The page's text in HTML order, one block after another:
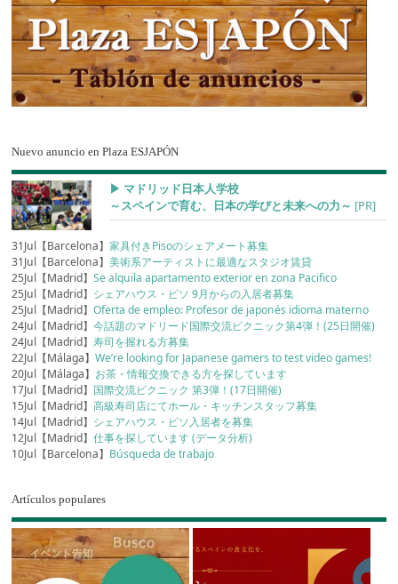
Nuevo anuncio en Plaza ESJAPÓN
▶︎ マドリッド日本人学校
～スペインで育む、日本の学びと未来への力～ [PR]
31Jul【Barcelona】家具付きPisoのシェアメート募集
31Jul【Barcelona】美術系アーティストに最適なスタジオ賃貸
25Jul【Madrid】Se alquila apartamento exterior en zona Pacifico
25Jul【Madrid】 シェアハウス・ピソ 9月からの入居者募集
25Jul【Madrid】Oferta de empleo: Profesor de japonés idioma materno
24Jul【Madrid】今話題のマドリード国際交流ピクニック第4弾！(25日開催)
24Jul【Madrid】寿司を握れる方募集
22Jul【Málaga】We’re looking for Japanese gamers to test video games!
20Jul【Málaga】 お茶・情報交換できる方を探しています
17Jul【Madrid】 国際交流ピクニック 第3弾！(17日開催)
15Jul【Madrid】高級寿司店にてホール・キッチンスタッフ募集
14Jul【Madrid】 シェアハウス・ピソ入居者を募集
12Jul【Madrid】仕事を探しています (データ分析)
10Jul【Barcelona】 Búsqueda de trabajo
Artículos populares